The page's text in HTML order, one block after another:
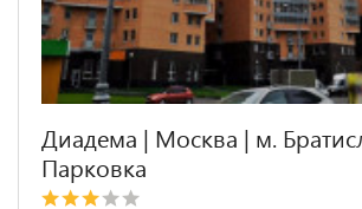
Диадема | Москва | м.
Парковка